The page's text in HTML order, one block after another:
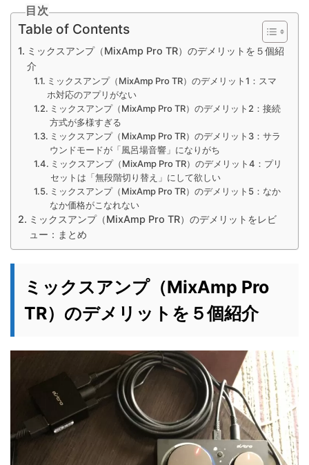
目次
Table of Contents
ミックスアンプ（MixAmp Pro TR）のデメリットを５個紹
介
ミックスアンプ（MixAmp Pro TR）のデメリット1：スマ
ホ対応のアプリがない
ミックスアンプ（MixAmp Pro TR）のデメリット2：接続
方式が多様すぎる
ミックスアンプ（MixAmp Pro TR）のデメリット3：サラ
ウンドモードが「風呂場音響」になりがち
ミックスアンプ（MixAmp Pro TR）のデメリット4：プリ
セットは「無段階切り替え」にして欲しい
ミックスアンプ（MixAmp Pro TR）のデメリット5：なか
なか価格がこなれない
ミックスアンプ（MixAmp Pro TR）のデメリットをレビ
ュー：まとめ
ミックスアンプ（MixAmp Pro
TR）のデメリットを５個紹介